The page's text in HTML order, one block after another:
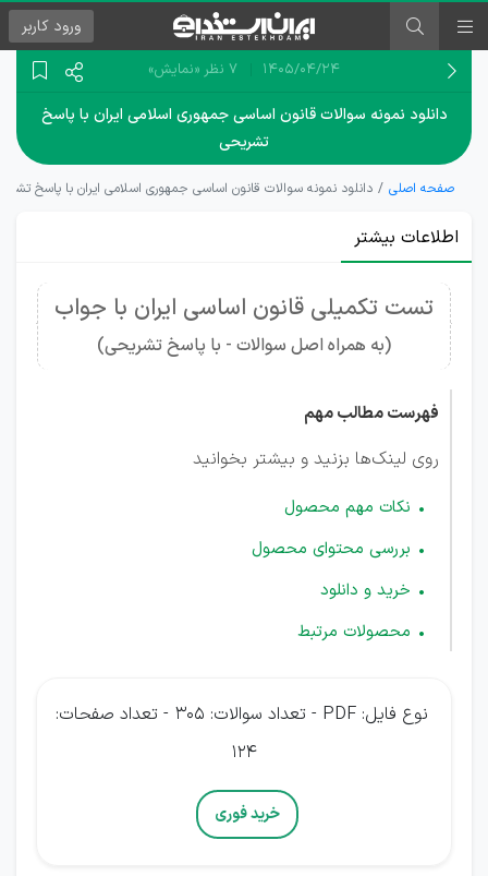
ورود کاربر
۱۴۰۵/۰۴/۲۴ 7 نظر «نمایش»
دانلود نمونه سوالات قانون اساسی جمهوری اسلامی ایران با پاسخ
تشریحی
صفحه اصلی دانلود نمونه سوالات قانون اساسی جمهوری اسلامی ایران با پاسخ
اطلاعات بیشتر
تست تکمیلی قانون اساسی ایران با جواب
(به همراه اصل سوالات - با پاسخ تشریحی)
فهرست مطالب مهم
روی لینک‌ها بزنید و بیشتر بخوانید
نکات مهم محصول
بررسی محتوای محصول
خرید و دانلود
محصولات مرتبط
نوع فایل: PDF - تعداد سوالات: 305 - تعداد صفحات:
124
خرید فوری